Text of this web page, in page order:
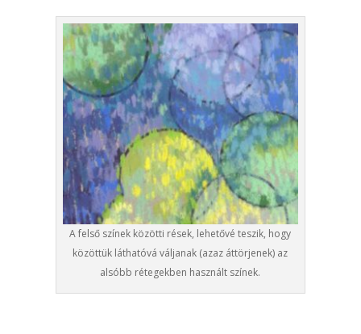
A felső színek közötti rések, lehetővé teszik, hogy
közöttük láthatóvá váljanak (azaz áttörjenek) az
alsóbb rétegekben használt színek.